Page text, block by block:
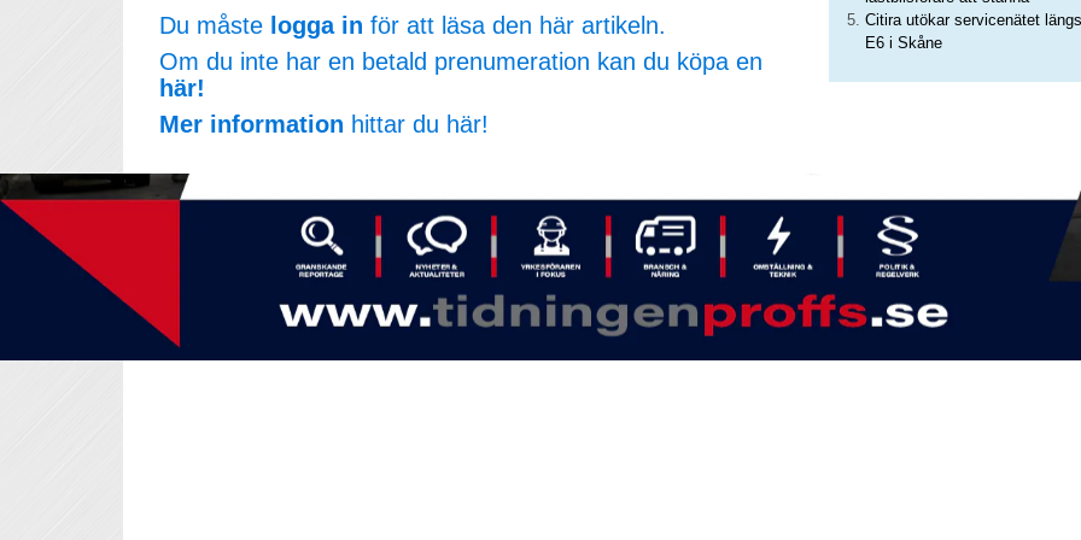
Du måste logga in för att läsa den här artikeln.
Om du inte har en betald prenumeration kan du köpa en
här!
Mer information hittar du här!
Citira utökar servicenätet längs
E6 i Skåne